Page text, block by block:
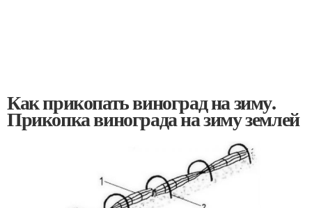
Как прикопать виноград на зиму.
Прикопка винограда на зиму землей